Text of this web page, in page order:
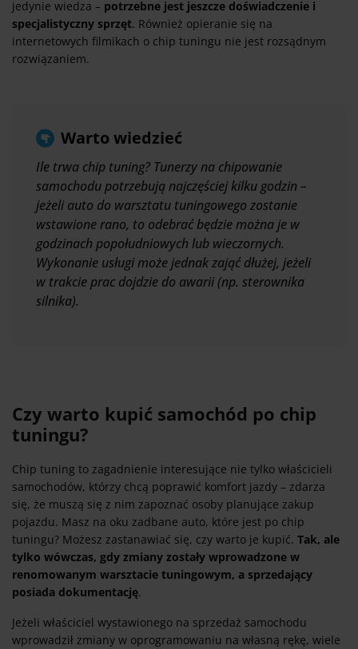
jedynie wiedza – potrzebne jest jeszcze doświadczenie i
specjalistyczny sprzęt. Również opieranie się na
internetowych filmikach o chip tuningu nie jest rozsądnym
rozwiązaniem.
Warto wiedzieć
Ile trwa chip tuning? Tunerzy na chipowanie
samochodu potrzebują najczęściej kilku godzin –
jeżeli auto do warsztatu tuningowego zostanie
wstawione rano, to odebrać będzie można je w
godzinach popołudniowych lub wieczornych.
Wykonanie usługi może jednak zająć dłużej, jeżeli
w trakcie prac dojdzie do awarii (np. sterownika
silnika).
Czy warto kupić samochód po chip
tuningu?
Chip tuning to zagadnienie interesujące nie tylko właścicieli
samochodów, którzy chcą poprawić komfort jazdy – zdarza
się, że muszą się z nim zapoznać osoby planujące zakup
pojazdu. Masz na oku zadbane auto, które jest po chip
tuningu? Możesz zastanawiać się, czy warto je kupić. Tak, ale
tylko wówczas, gdy zmiany zostały wprowadzone w
renomowanym warsztacie tuningowym, a sprzedający
posiada dokumentację.
Jeżeli właściciel wystawionego na sprzedaż samochodu
wprowadził zmiany w oprogramowaniu na własną rękę, wiele